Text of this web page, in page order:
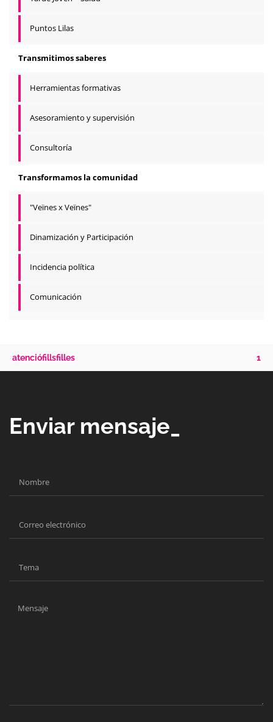
Puntos Lilas
Transmitimos saberes
Herramientas formativas
Asesoramiento y supervisión
Consultoría
Transformamos la comunidad
"Veïnes x Veïnes"
Dinamización y Participación
Incidencia política
Comunicación
atenciófillsfilles 1
Enviar mensaje_